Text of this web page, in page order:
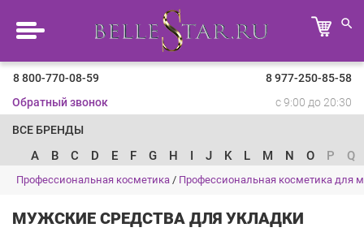
8 800-770-08-59
8 977-250-85-58
Обратный звонок
с 9:00 до 20:30
ВСЕ БРЕНДЫ
A B C D E F G H I J K L M N O P Q
Профессиональная косметика / Профессиональная косметика для
МУЖСКИЕ СРЕДСТВА ДЛЯ УКЛАДКИ